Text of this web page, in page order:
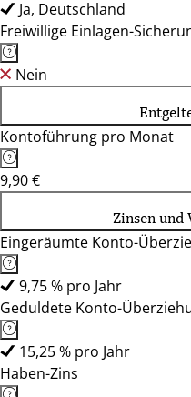
Ja, Deutschland
Freiwillige Einlagen-
Nein
Kontoführung pro Monat
9,90 €
Zinsen und
Eingeräumte Konto-
9,75 % pro Jahr
Geduldete Konto-
15,25 % pro Jahr
Haben-Zins